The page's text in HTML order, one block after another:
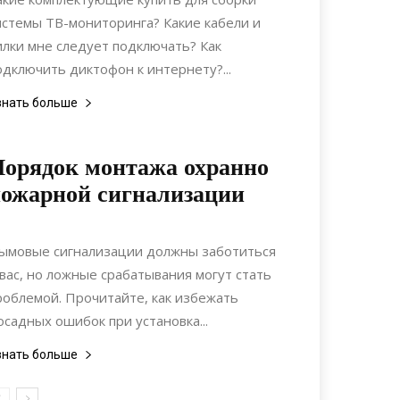
ТВ-мониторинга? Какие кабели и
мне следует подключать? Как
диктофон к интернету?...
больше
монтажа охранно
сигнализации
15.08.2021
сигнализации должны заботиться
но ложные срабатывания могут стать
Прочитайте, как избежать
ошибок при установка...
больше